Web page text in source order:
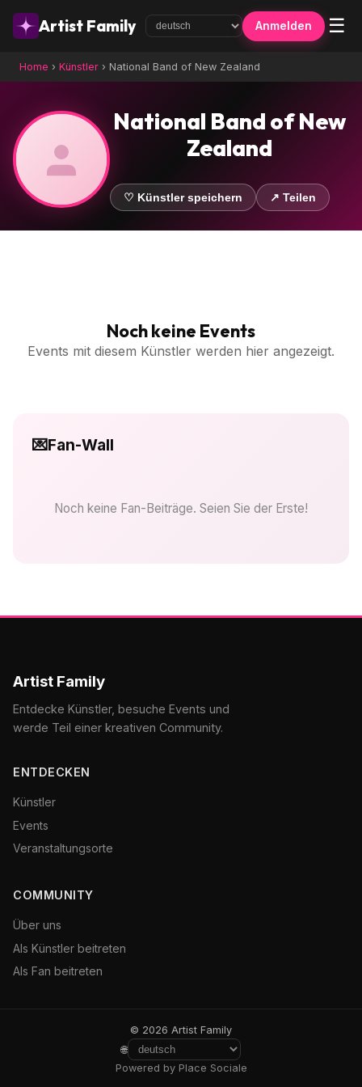
Artist Family Anmelden ☰
Home › Künstler › National Band of New Zealand
National Band of New
Zealand
♡ Künstler speichern ↗ Teilen
Noch keine Events
Events mit diesem Künstler werden hier angezeigt.
💌Fan-Wall
Noch keine Fan-Beiträge. Seien Sie der Erste!
Artist Family
Entdecke Künstler, besuche Events und
werde Teil einer kreativen Community.
ENTDECKEN
Künstler
Events
Veranstaltungsorte
COMMUNITY
Über uns
Als Künstler beitreten
Als Fan beitreten
© 2026 Artist Family
🌐
Powered by Place Sociale